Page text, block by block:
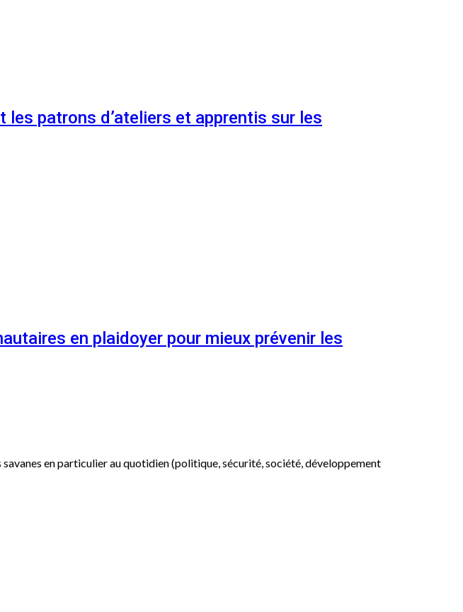
patrons d’ateliers et apprentis sur les
en plaidoyer pour mieux prévenir les
en particulier au quotidien (politique, sécurité, société, développement